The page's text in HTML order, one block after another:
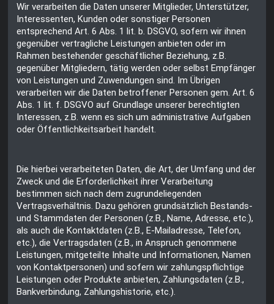
Wir verarbeiten die Daten unserer Mitglieder, Unterstützer,
Interessenten, Kunden oder sonstiger Personen
entsprechend Art. 6 Abs. 1 lit. b. DSGVO, sofern wir ihnen
gegenüber vertragliche Leistungen anbieten oder im
Rahmen bestehender geschäftlicher Beziehung, z.B.
gegenüber Mitgliedern, tätig werden oder selbst Empfänger
von Leistungen und Zuwendungen sind. Im Übrigen
verarbeiten wir die Daten betroffener Personen gem. Art. 6
Abs. 1 lit. f. DSGVO auf Grundlage unserer berechtigten
Interessen, z.B. wenn es sich um administrative Aufgaben
oder Öffentlichkeitsarbeit handelt.
Die hierbei verarbeiteten Daten, die Art, der Umfang und der
Zweck und die Erforderlichkeit ihrer Verarbeitung
bestimmen sich nach dem zugrundeliegenden
Vertragsverhältnis. Dazu gehören grundsätzlich Bestands-
und Stammdaten der Personen (z.B., Name, Adresse, etc.),
als auch die Kontaktdaten (z.B., E-Mailadresse, Telefon,
etc.), die Vertragsdaten (z.B., in Anspruch genommene
Leistungen, mitgeteilte Inhalte und Informationen, Namen
von Kontaktpersonen) und sofern wir zahlungspflichtige
Leistungen oder Produkte anbieten, Zahlungsdaten (z.B.,
Bankverbindung, Zahlungshistorie, etc.).